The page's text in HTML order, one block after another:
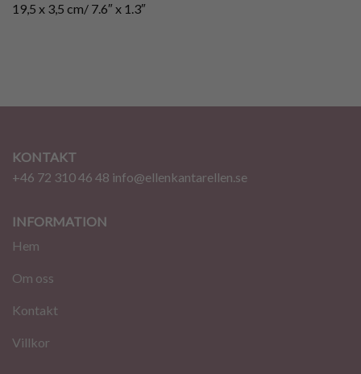
19,5 x 3,5 cm/ 7.6″ x 1.3″
KONTAKT
+46 72 310 46 48 info@ellenkantarellen.se
INFORMATION
Hem
Om oss
Kontakt
Villkor